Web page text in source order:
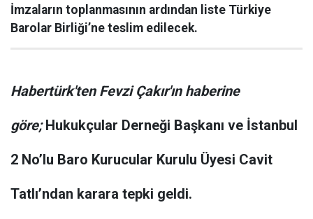
İmzaların toplanmasının ardından liste Türkiye
Barolar Birliği’ne teslim edilecek.
Habertürk'ten Fevzi Çakır'ın haberine
göre;Hukukçular Derneği Başkanı ve İstanbul
2 No’lu Baro Kurucular Kurulu Üyesi Cavit
Tatlı’ndan karara tepki geldi.